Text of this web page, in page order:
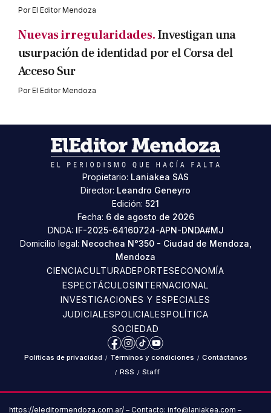
PorEl Editor Mendoza
Nuevas irregularidades.Investigan una
usurpación de identidad por el Corsa del
Acceso Sur
PorEl Editor Mendoza
Propietario: Laniakea SAS
Director: Leandro Geneyro
Edición: 521
Fecha: 6 de agosto de 2026
DNDA: IF-2025-64160724-APN-DNDA#MJ
Domicilio legal: Necochea N°350 - Ciudad de Mendoza,
Mendoza
CIENCIACULTURADEPORTESECONOMÍA
ESPECTÁCULOSINTERNACIONAL
INVESTIGACIONES Y ESPECIALES
JUDICIALESPOLICIALESPOLÍTICA
SOCIEDAD
Facebook
Instagram
TikTokYouTube
Políticas de privacidad / Términos y condiciones / Contáctanos
/ RSS / Staff
https://eleditormendoza.com.ar/ – Contacto: info@laniakea.com –